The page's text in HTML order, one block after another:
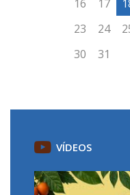
VÍDEOS